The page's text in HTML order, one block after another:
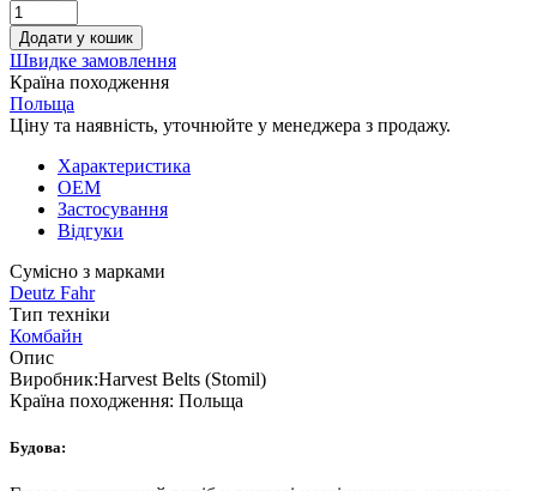
Додати у кошик
Швидке замовлення
Країна походження
Польща
Ціну та наявність, уточнюйте у менеджера з продажу.
Характеристика
OEM
Застосування
Відгуки
Сумісно з марками
Deutz Fahr
Тип техніки
Комбайн
Опис
Виробник:Harvest Belts (Stomil)
Країна походження: Польща
Будова: